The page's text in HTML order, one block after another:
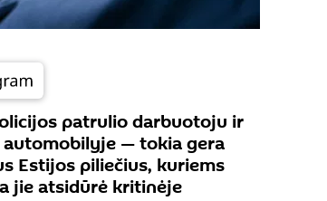
patrulio darbuotoju ir
— tokia gera
Estijos piliečius, kuriems
jie atsidūrė kritinėje